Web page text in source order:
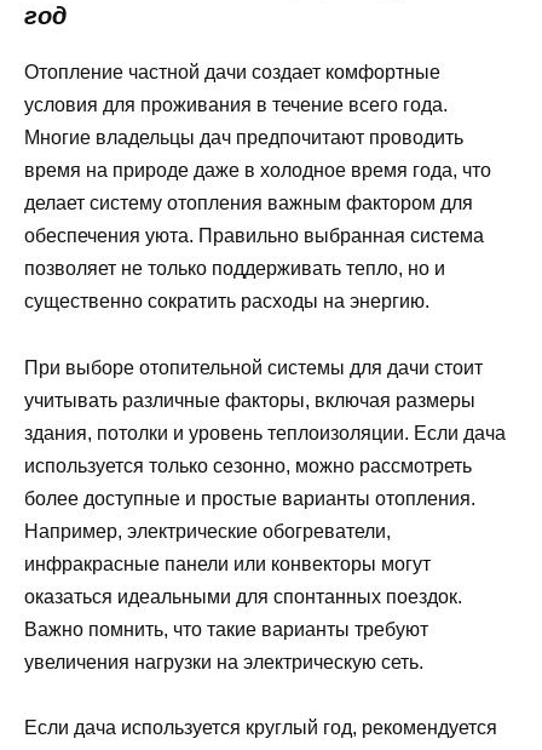
год
Отопление частной дачи создает комфортные
условия для проживания в течение всего года.
Многие владельцы дач предпочитают проводить
время на природе даже в холодное время года, что
делает систему отопления важным фактором для
обеспечения уюта. Правильно выбранная система
позволяет не только поддерживать тепло, но и
существенно сократить расходы на энергию.
При выборе отопительной системы для дачи стоит
учитывать различные факторы, включая размеры
здания, потолки и уровень теплоизоляции. Если дача
используется только сезонно, можно рассмотреть
более доступные и простые варианты отопления.
Например, электрические обогреватели,
инфракрасные панели или конвекторы могут
оказаться идеальными для спонтанных поездок.
Важно помнить, что такие варианты требуют
увеличения нагрузки на электрическую сеть.
Если дача используется круглый год, рекомендуется